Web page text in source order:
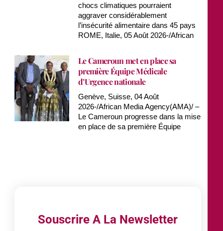
chocs climatiques pourraient
aggraver considérablement
l’insécurité alimentaire dans 45 pays
ROME, Italie, 05 Août 2026-/African
Le Cameroun met en place sa
première Équipe Médicale
d’Urgence nationale
Genève, Suisse, 04 Août
2026-/African Media Agency(AMA)/ –
Le Cameroun progresse dans la mise
en place de sa première Équipe
Souscrire A La Newsletter